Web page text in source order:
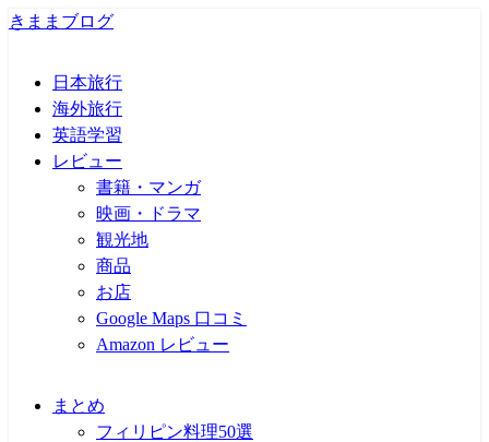
きままブログ
日本旅行
海外旅行
英語学習
レビュー
書籍・マンガ
映画・ドラマ
観光地
商品
お店
Google Maps 口コミ
Amazon レビュー
まとめ
フィリピン料理50選